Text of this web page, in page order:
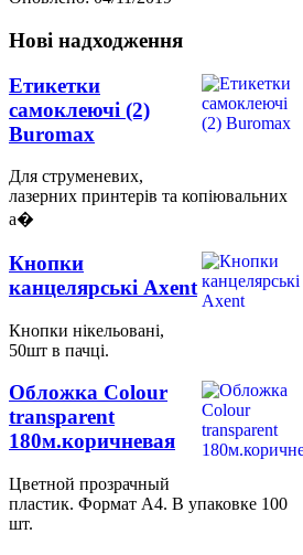
Нові надходження
Етикетки
самоклеючі (2)
Buromax
Для струменевих,
лазерних принтерів та копіювальних
а�
Кнопки
канцелярські Axent
Кнопки нікельовані,
50шт в пачці.
Обложка Colour
transparent
180м.коричневая
Цветной прозрачный
пластик. Формат А4. В упаковке 100
шт.